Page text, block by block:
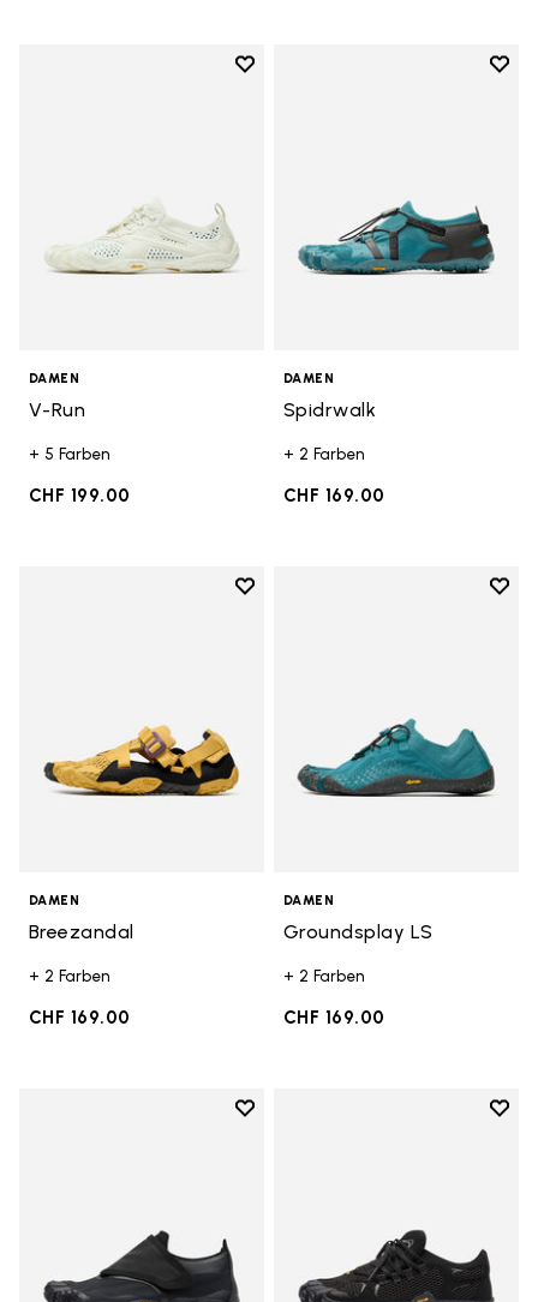
Add to wishlist
DAMEN
V-Run
+ 5 Farben
CHF 199.00
Add
DAMEN
Spidrwalk
+ 2 Farben
CHF 169.00
Add to wishlist
DAMEN
Breezandal
+ 2 Farben
CHF 169.00
Add
DAMEN
Groundsplay LS
+ 2 Farben
CHF 169.00
Add to wishlist
Add